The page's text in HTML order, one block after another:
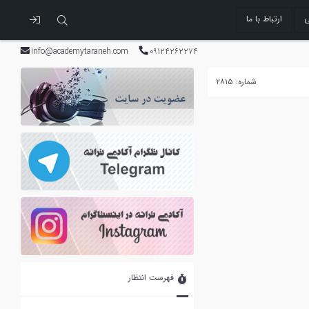
ارتباط با ما
09124262274
info@academytaraneh.com
شماره: ۲۸۱۵
فهرست انتظار